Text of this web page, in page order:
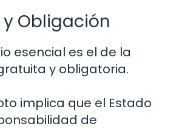
Obligación
esencial es el de la
y obligatoria.
implica que el Estado
de